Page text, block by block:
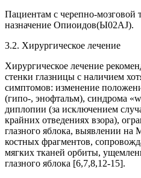
Пациентам с черепно-мозговой
назначение Опиоидов(Ы02AJ).
3.2. Хирургическое лечение
Хирургическое лечение
стенки глазницы с наличием
симптомов: изменение
(гипо-, энофтальм), синдрома
диплопии (за исключением
крайних отведениях взора),
глазного яблока, выявлении
костных фрагментов,
мягких тканей орбиты,
глазного яблока [6,7,8,12-15].